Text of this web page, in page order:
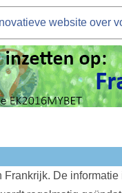
website over
De